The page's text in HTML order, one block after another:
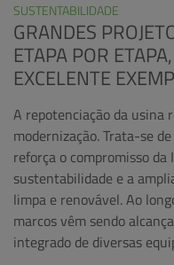
SUSTENTABILIDADE
GRANDES
ETAPA POR
EXCELENTE
A repotenciação da usina
modernização. Trata-se
reforça o compromisso
sustentabilidade e a
limpa e renovável. Ao
marcos vêm sendo
integrado de diversas